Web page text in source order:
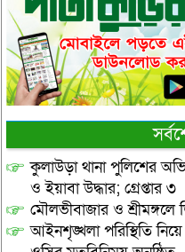
কুলাউড়া থানা পুলিশের
ও ইয়াবা উদ্ধার; গ্রেপ্তার ৩
মৌলভীবাজার ও শ্রীমঙ্গলে
আইনশৃঙ্খলা পরিস্থিতি নিয়ে